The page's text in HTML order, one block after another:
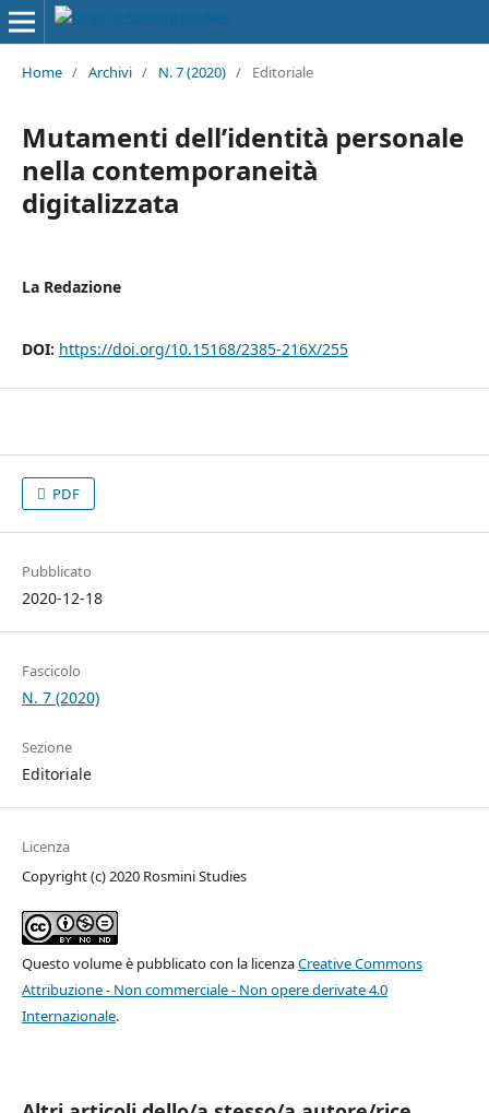
Home / Archivi / N. 7 (2020) / Editoriale
Mutamenti dell’identità personale
nella contemporaneità
digitalizzata
La Redazione
DOI: https://doi.org/10.15168/2385-216X/255
PDF
Pubblicato
2020-12-18
Fascicolo
N. 7 (2020)
Sezione
Editoriale
Licenza
Copyright (c) 2020 Rosmini Studies
Questo volume è pubblicato con la licenzaCreative Commons
Attribuzione - Non commerciale - Non opere derivate 4.0
Internazionale.